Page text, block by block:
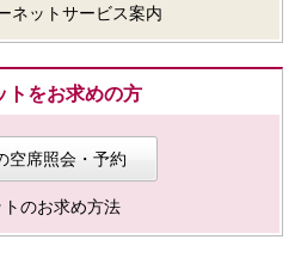
ネットサービス案内
トをお求めの方
空席照会・予約
のお求め方法